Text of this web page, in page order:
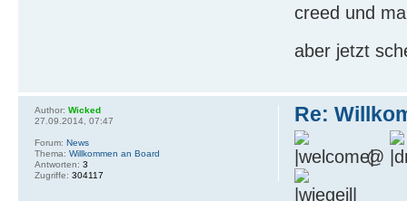
creed und
aber jetzt
Re:
@
Author: Wicked
27.09.2014, 07:47
Forum: News
Thema: Willkommen an Board
Antworten: 3
Zugriffe: 304117